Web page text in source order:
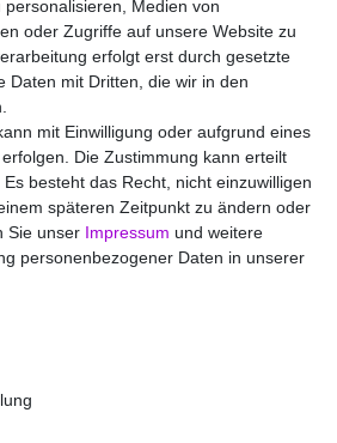
Medien von
oder Zugriffe auf unsere Website zu
erfolgt erst durch gesetzte
Daten mit Dritten, die wir in den
mit Einwilligung oder aufgrund eines
Die Zustimmung kann erteilt
besteht das Recht, nicht einzuwilligen
späteren Zeitpunkt zu ändern oder
Sie unser Impressum und weitere
personenbezogener Daten in unserer